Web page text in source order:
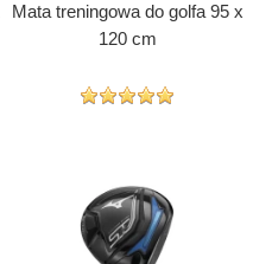
Mata treningowa do golfa 95 x
120 cm